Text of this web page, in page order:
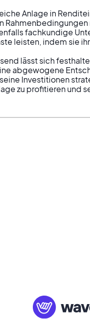
Anlage in
fachkundige
leisten, indem sie
lässt sich
abgewogene
Investitionen
zu profitieren und